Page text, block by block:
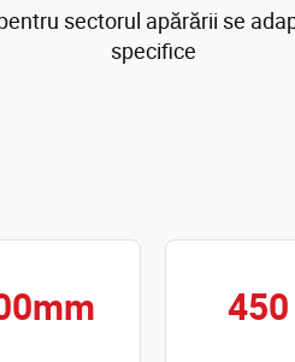
sectorul apărării se
specifice